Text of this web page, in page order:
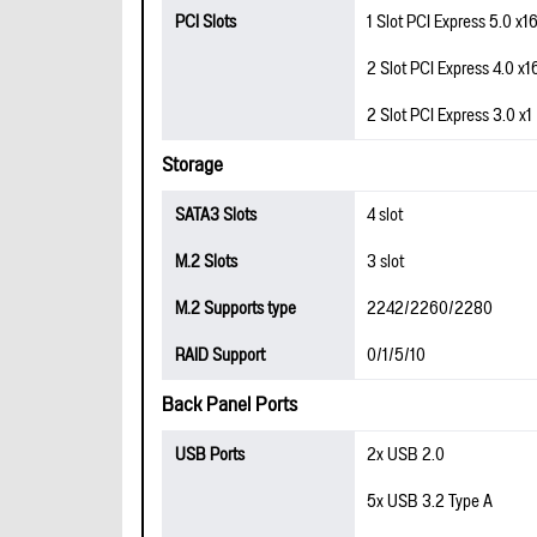
PCI Slots
1 Slot PCI Express 5.0 x16
2 Slot PCI Express 4.0
2 Slot PCI Express 3.0 x1
Storage
SATA3 Slots
4 slot
M.2 Slots
3 slot
M.2 Supports type
2242/2260/2280
RAID Support
0/1/5/10
Back Panel Ports
USB Ports
2x USB 2.0
5x USB 3.2 Type A